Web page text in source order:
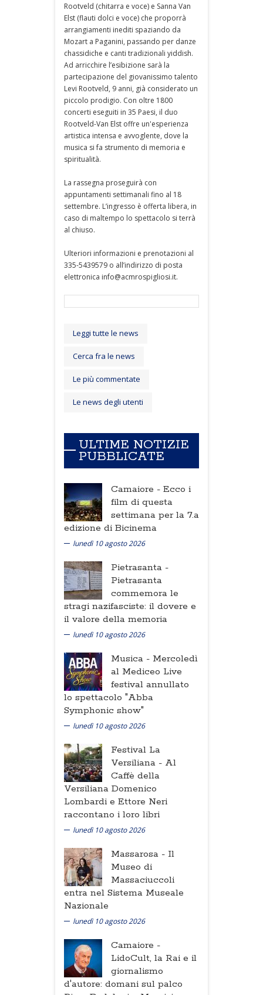
Rootveld (chitarra e voce) e Sanna Van
Elst (flauti dolci e voce) che proporrà
arrangiamenti inediti spaziando da
Mozart a Paganini, passando per danze
chassidiche e canti tradizionali yiddish.
Ad arricchire l’esibizione sarà la
partecipazione del giovanissimo talento
Levi Rootveld, 9 anni, già considerato un
piccolo prodigio. Con oltre 1800
concerti eseguiti in 35 Paesi, il duo
Rootveld-Van Elst offre un'esperienza
artistica intensa e avvoglente, dove la
musica si fa strumento di memoria e
spiritualità.
La rassegna proseguirà con
appuntamenti settimanali fino al 18
settembre. L’ingresso è offerta libera, in
caso di maltempo lo spettacolo si terrà
al chiuso.
Ulteriori informazioni e prenotazioni al
335-5439579 o all’indirizzo di posta
elettronica info@acmrospigliosi.it.
Leggi tutte le news
Cerca fra le news
Le più commentate
Le news degli utenti
ULTIME NOTIZIE
PUBBLICATE
Camaiore - Ecco i
film di questa
settimana per la 7.a
edizione di Bicinema
lunedì 10 agosto 2026
Pietrasanta -
Pietrasanta
commemora le
stragi nazifasciste: il dovere e
il valore della memoria
lunedì 10 agosto 2026
Musica - Mercoledì
al Mediceo Live
festival annullato
lo spettacolo "Abba
Symphonic show"
lunedì 10 agosto 2026
Festival La
Versiliana - Al
Caffè della
Versiliana Domenico
Lombardi e Ettore Neri
raccontano i loro libri
lunedì 10 agosto 2026
Massarosa - Il
Museo di
Massaciuccoli
entra nel Sistema Museale
Nazionale
lunedì 10 agosto 2026
Camaiore -
LidoCult, la Rai e il
giornalismo
d'autore: domani sul palco